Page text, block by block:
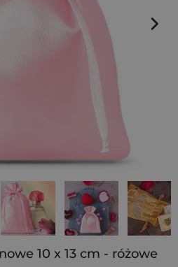
10 x 13 cm - różowe